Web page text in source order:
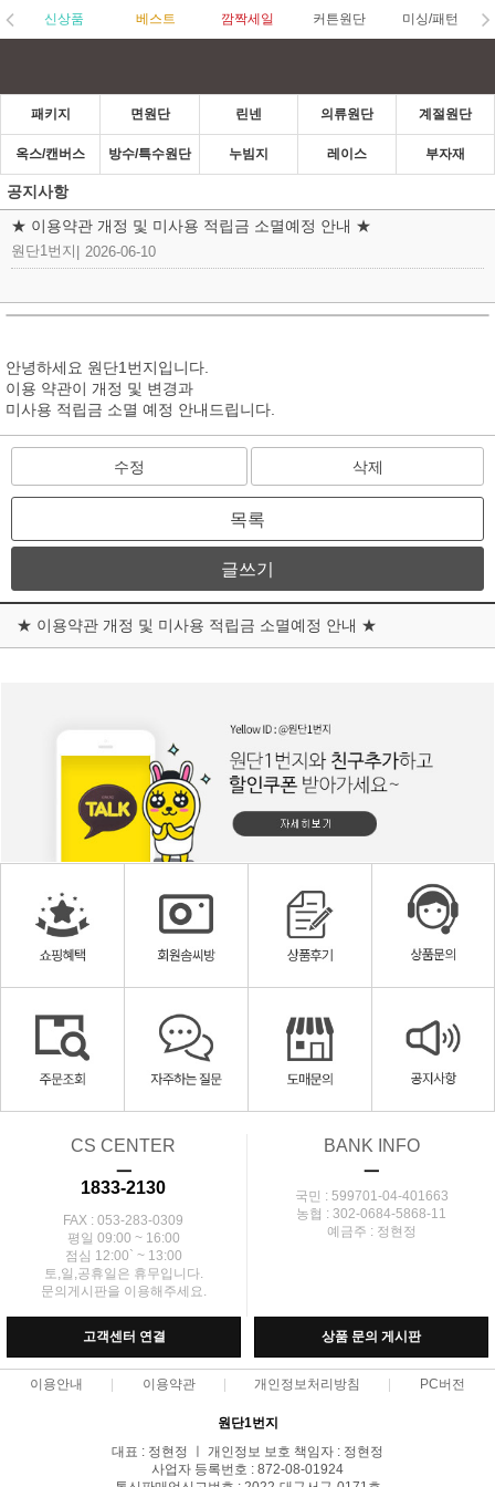
신상품 베스트 깜짝세일 커튼원단 미싱/패턴
패키지 면원단 린넨 의류원단 계절원단
옥스/캔버스 방수/특수원단 누빔지 레이스 부자재
공지사항
★ 이용약관 개정 및 미사용 적립금 소멸예정 안내 ★
원단1번지 2026-06-10
안녕하세요 원단1번지입니다.
이용 약관이 개정 및 변경과
미사용 적립금 소멸 예정 안내드립니다.
수정 삭제
목록
글쓰기
★ 이용약관 개정 및 미사용 적립금 소멸예정 안내 ★
CS CENTER
ㅡ
1833-2130
FAX : 053-283-0309
평일 09:00 ~ 16:00
점심 12:00` ~ 13:00
토,일,공휴일은 휴무입니다.
문의게시판을 이용해주세요.
BANK INFO
ㅡ
국민 : 599701-04-401663
농협 : 302-0684-5868-11
예금주 : 정현정
고객센터 연결 상품 문의 게시판
이용안내 이용약관 개인정보처리방침 PC버전
원단1번지
대표 : 정현정 ㅣ 개인정보 보호 책임자 : 정현정
사업자 등록번호 : 872-08-01924